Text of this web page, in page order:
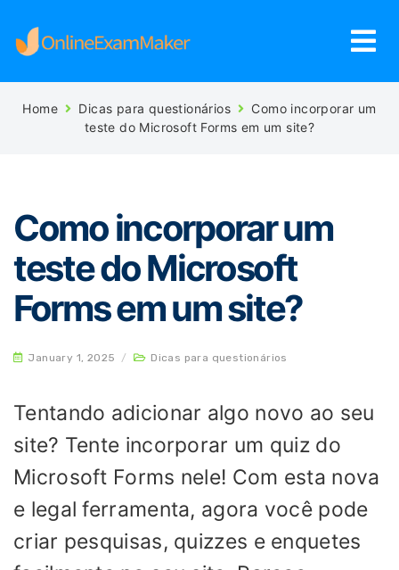
Home Dicas para questionários
Como incorporar um
teste do Microsoft Forms em um site?
Como incorporar um
teste do Microsoft
Forms em um site?
January 1, 2025 / Dicas para questionários
Tentando adicionar algo novo ao seu
site? Tente incorporar um quiz do
Microsoft Forms nele! Com esta nova
e legal ferramenta, agora você pode
criar pesquisas, quizzes e enquetes